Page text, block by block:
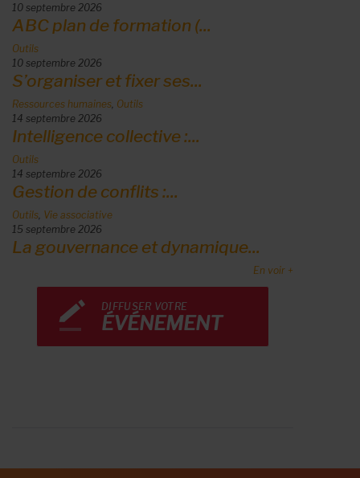
10 septembre 2026
ABC plan de formation (...
Outils
10 septembre 2026
S’organiser et fixer ses...
Ressources humaines, Outils
14 septembre 2026
Intelligence collective :...
Outils
14 septembre 2026
Gestion de conflits :...
Outils, Vie associative
15 septembre 2026
La gouvernance et dynamique...
En voir +
DIFFUSER VOTRE
ÉVÉNEMENT